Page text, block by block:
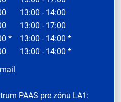
13:00 - 14:00
13:00 - 17:00
*
13:00 - 14:00 *
13:00 - 14:00 *
PAAS pre zónu LA1: